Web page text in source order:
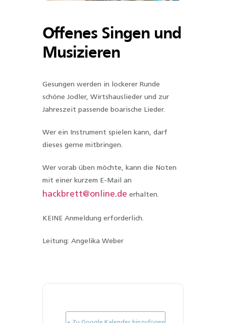
Offenes Singen und
Musizieren
Gesungen werden in lockerer Runde
schöne Jodler, Wirtshauslieder und zur
Jahreszeit passende boarische Lieder.
Wer ein Instrument spielen kann, darf
dieses gerne mitbringen.
Wer vorab üben möchte, kann die Noten
mit einer kurzem E-Mail an
hackbrett@online.de erhalten.
KEINE Anmeldung erforderlich.
Leitung: Angelika Weber